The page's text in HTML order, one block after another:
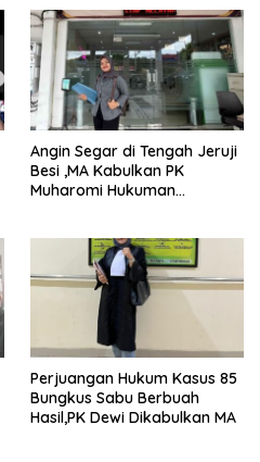
Angin Segar di Tengah Jeruji
Besi ,MA Kabulkan PK
Muharomi Hukuman
Perjuangan Hukum Kasus 85
Bungkus Sabu Berbuah
Hasil,PK Dewi Dikabulkan MA